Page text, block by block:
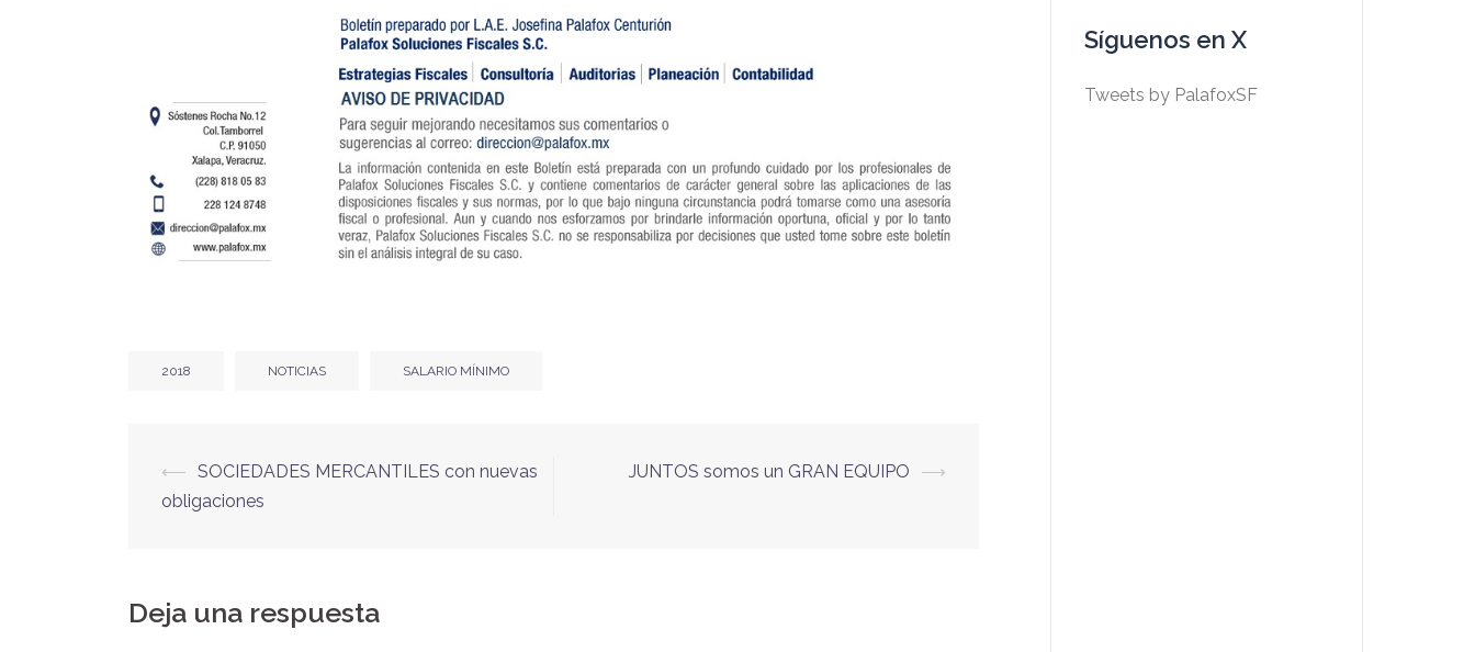
2018 NOTICIAS SALARIO MÍNIMO
Navegación
⟵ SOCIEDADES MERCANTILES con nuevas
obligaciones
JUNTOS somos un GRAN EQUIPO ⟶
Deja una respuesta
Síguenos en X
Tweets by PalafoxSF